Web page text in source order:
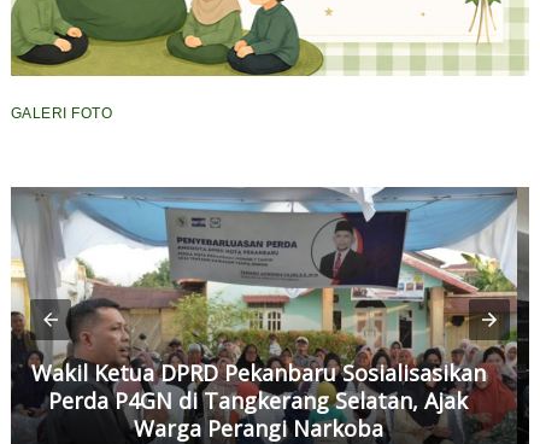
GALERI FOTO
Wakil Ketua DPRD Pekanbaru Sosialisasikan
Perda P4GN di Tangkerang Selatan, Ajak
Warga Perangi Narkoba